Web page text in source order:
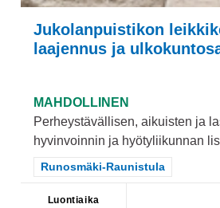
Jukolanpuistikon
laajennus ja
MAHDOLLINEN
Perheystävällisen, aikuisten ja
hyvinvoinnin ja hyötyliikunnan
Rajaa tulokset teeman mukaan:
Runosmäki-Raunistula
Luontiaika